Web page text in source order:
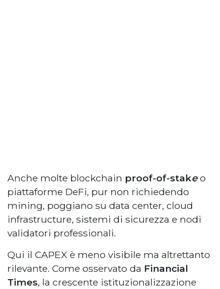
Anche molte blockchain proof-of-stakeo
piattaforme DeFi, pur non richiedendo
mining, poggiano su data center, cloud
infrastructure, sistemi di sicurezza e nodi
validatori professionali.
Qui il CAPEX è meno visibile ma altrettanto
rilevante. Come osservato da Financial
Times, la crescente istituzionalizzazione